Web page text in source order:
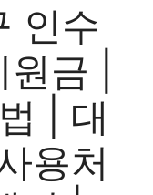
인수
금 |
| 대
용처